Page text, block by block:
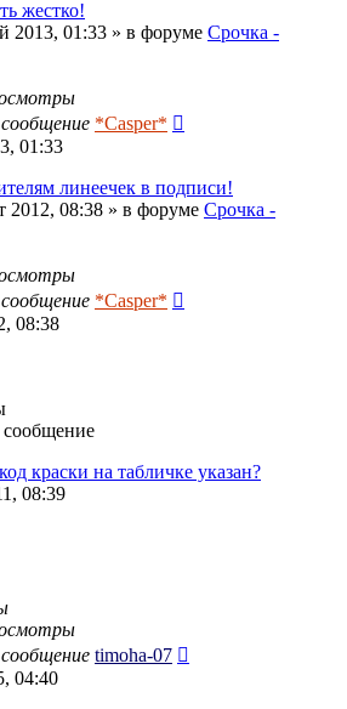
жестко!
2013, 01:33 » в форуме Срочка -
*Casper*
01:33
линеечек в подписи!
2012, 08:38 » в форуме Срочка -
*Casper*
08:38
краски на табличке указан?
08:39
timoha-07
04:40